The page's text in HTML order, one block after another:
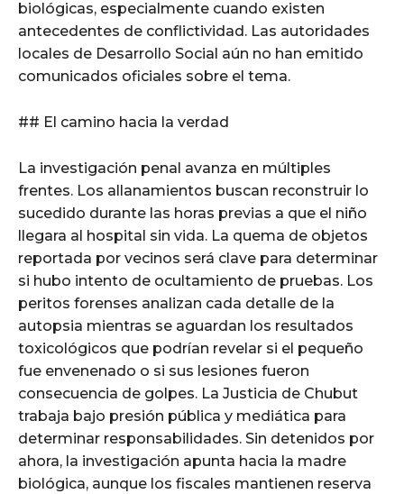
biológicas, especialmente cuando existen
antecedentes de conflictividad. Las autoridades
locales de Desarrollo Social aún no han emitido
comunicados oficiales sobre el tema.
## El camino hacia la verdad
La investigación penal avanza en múltiples
frentes. Los allanamientos buscan reconstruir lo
sucedido durante las horas previas a que el niño
llegara al hospital sin vida. La quema de objetos
reportada por vecinos será clave para determinar
si hubo intento de ocultamiento de pruebas. Los
peritos forenses analizan cada detalle de la
autopsia mientras se aguardan los resultados
toxicológicos que podrían revelar si el pequeño
fue envenenado o si sus lesiones fueron
consecuencia de golpes. La Justicia de Chubut
trabaja bajo presión pública y mediática para
determinar responsabilidades. Sin detenidos por
ahora, la investigación apunta hacia la madre
biológica, aunque los fiscales mantienen reserva